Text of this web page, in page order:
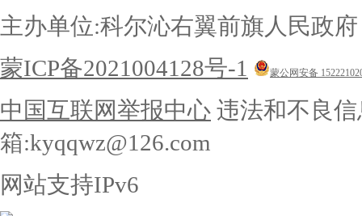
主办单位:科尔沁右翼前旗人民政
蒙ICP备2021004128号-1
蒙公网安备
中国互联网举报中心 违法和不良信
箱:kyqqwz@126.com
网站支持IPv6